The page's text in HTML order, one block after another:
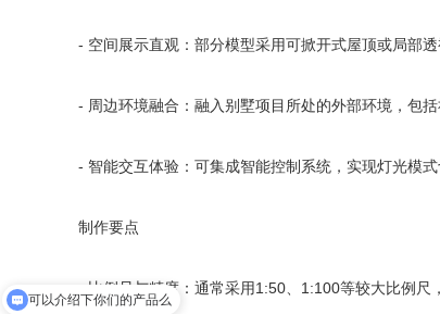
- 空间展示直观：部分模型采用可掀开式屋顶或局部
- 周边环境融合：融入别墅项目所处的外部环境，包
- 智能交互体验：可集成智能控制系统，实现灯光模
制作要点
- 比例尺与精度：通常采用1:50、1:100等较大比例尺
你们是怎么收费的呢